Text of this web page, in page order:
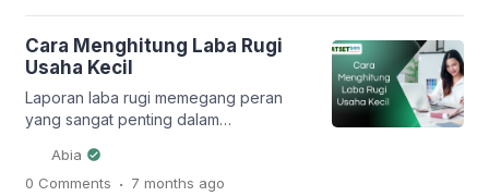
perekonomian kecil. Meskipun terlihat
sederhana, pengelolaan warung tetap
membutuhkan manajemen keuangan
yang baik agar usaha bisa bertahan
banyak pemilik […]
Cara Menghitung Laba Rugi
Usaha Kecil
Laporan laba rugi memegang peran
yang sangat penting dalam
laporan ini, pemilik usaha dapat
mengetahui apakah bisnis yang
Abia
0 Comments . 7 months ago